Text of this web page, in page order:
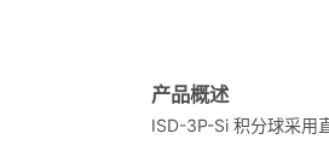
产品概述
ISD-3P-Si 积分球采用